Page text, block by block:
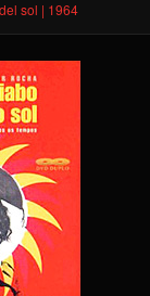
sol | 1964